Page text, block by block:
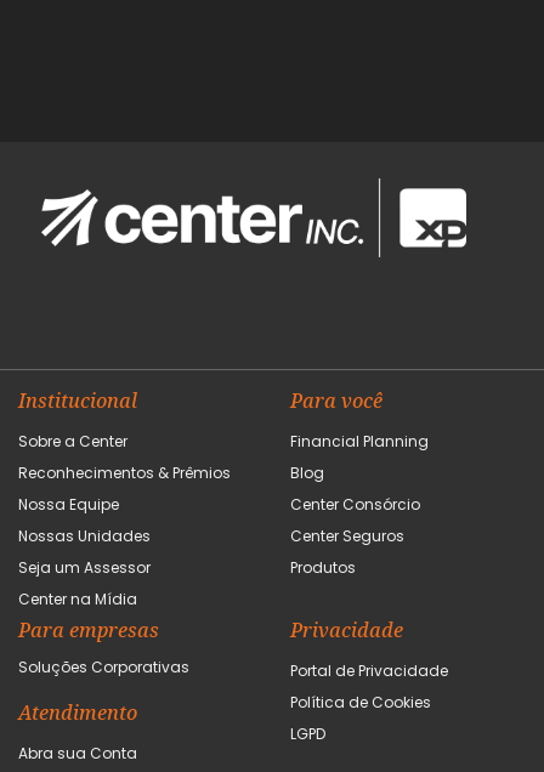
Institucional
Sobre a Center
Reconhecimentos & Prêmios
Nossa Equipe
Nossas Unidades
Seja um Assessor
Center na Mídia
Para você
Financial Planning
Blog
Center Consórcio
Center Seguros
Produtos
Para empresas
Soluções Corporativas
Atendimento
Abra sua Conta
Privacidade
Portal de Privacidade
Política de Cookies
LGPD